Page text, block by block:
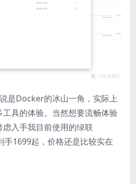
是Docker的冰山一角，实际上
具的体验。当然想要流畅体验
入手我目前使用的绿联
手1699起，价格还是比较实在